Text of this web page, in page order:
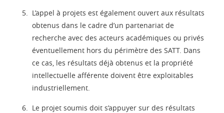
L’appel à projets est également ouvert aux résultats
obtenus dans le cadre d’un partenariat de
recherche avec des acteurs académiques ou privés
éventuellement hors du périmètre des SATT. Dans
ce cas, les résultats déjà obtenus et la propriété
intellectuelle afférente doivent être exploitables
industriellement.
Le projet soumis doit s’appuyer sur des résultats